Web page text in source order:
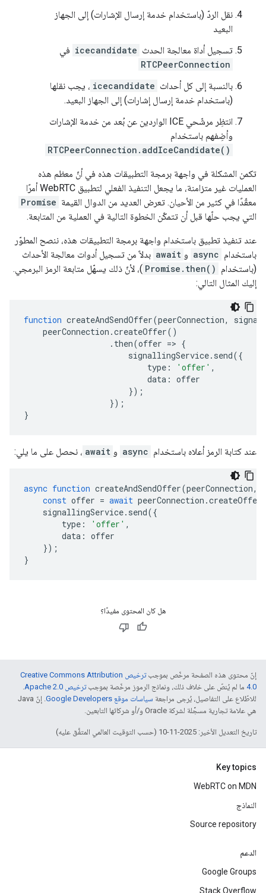
نقل الردّ (باستخدام خدمة إرسال الإشارات) إلى الجهاز
البعيد
تسجيل أداة معالجة الحدث icecandidate في
RTCPeerConnection
بالنسبة إلى كل أحداث icecandidate ، يجب نقلها
(باستخدام خدمة إرسال إشارات) إلى الجهاز البعيد.
انتظِر مرشّحي ICE الواردين عن بُعد من خدمة الإشارات
وأضِفهم باستخدام
RTCPeerConnection.addIceCandidate()
تكمن المشكلة في واجهة برمجة التطبيقات هذه في أنّ معظم هذه
العمليات غير متزامنة، ما يجعل التنفيذ الفعلي لتطبيق WebRTC أمرًا
معقّدًا في كثير من الأحيان. تعرض العديد من الدوال القيمة Promise
التي يجب حلّها قبل أن تتمكّن الخطوة التالية في العملية من المتابعة.
عند تنفيذ تطبيق باستخدام واجهة برمجة التطبيقات هذه، ننصح المطوّر
باستخدام async و await بدلاً من تسجيل أدوات معالجة الأحداث
(باستخدام Promise.then() )، لأنّ ذلك يسهّل متابعة الرمز البرمجي.
إليك المثال التالي:
function createAndSendOffer(peerConnection,
peerConnection .createOffer()
. then(offer => {
signallingService. send({
type : 'offer' ,
data : offer
});
});
}
عند كتابة الرمز أعلاه باستخدام async و await ، نحصل على ما يلي:
async function createAndSendOffer(peerConnection,
const offer = await peerConnection .createOffer
signallingService. send({
type : 'offer' ,
data : offer
});
}
هل كان المحتوى مفيدًا؟
إنّ محتوى هذه الصفحة مرخّص بموجب
ترخيص Creative Commons Attribution
4.0‏ ما لم يُنصّ على خلاف ذلك، ونماذج الرموز مرخّصة بموجبترخيص Apache 2.0‏
.
للاطّلاع على التفاصيل، يُرجى مراجعة سياسات موقع Google Developers‏
. إنّ Java
هي علامة تجارية مسجَّلة لشركة Oracle و/أو شركائها التابعين.
تاريخ التعديل الأخير: 2025-11-10 (حسب التوقيت العالمي المتفَّق عليه)
Key topics
WebRTC on MDN
النماذج
Source repository
الدعم
Google Groups
Stack Overflow